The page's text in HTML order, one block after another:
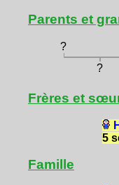
Parents et
?
?
Frères et
5
Famille